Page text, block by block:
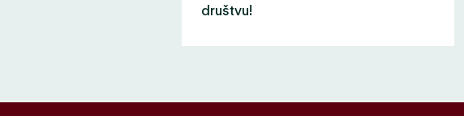
društvu!